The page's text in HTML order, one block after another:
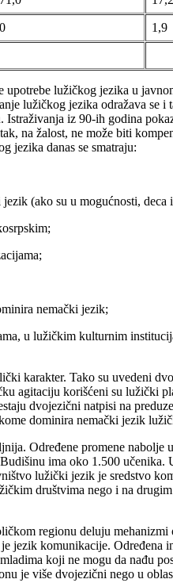
0 1,9
lužičkog jezika u
lužičkog jezika odražava se i
iz 90-ih godina
na žalost, ne može biti
jezika danas se smatraju:
(ako su u mogućnosti,
nemački jezik;
u lužičkim kulturnim
karakter. Tako su uvedeni
agitaciju korišćeni su lužički
dvojezični natpisi na
dominira nemački jezik
Određene promene
ima oko 1.500 učenika.
lužički jezik je sredstvo
društvima nego i na
regionu deluju
komunikacije. Određena
koji ne mogu da nađu
je više dvojezični nego u